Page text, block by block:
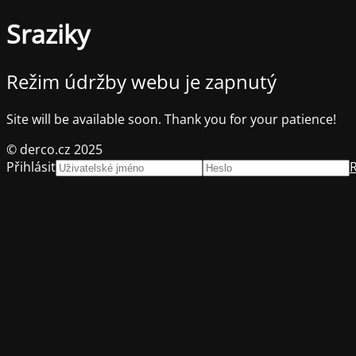
Sraziky
Režim údržby webu je zapnutý
Site will be available soon. Thank you for your patience!
© derco.cz 2025
Přihlásit